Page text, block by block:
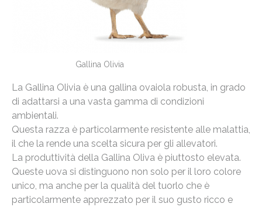
Gallina Olivia
La Gallina Olivia è una gallina ovaiola robusta, in grado
di adattarsi a una vasta gamma di condizioni
ambientali.
Questa razza è particolarmente resistente alle malattia,
il che la rende una scelta sicura per gli allevatori.
La produttività della Gallina Oliva è piuttosto elevata.
Queste uova si distinguono non solo per il loro colore
unico, ma anche per la qualità del tuorlo che è
particolarmente apprezzato per il suo gusto ricco e